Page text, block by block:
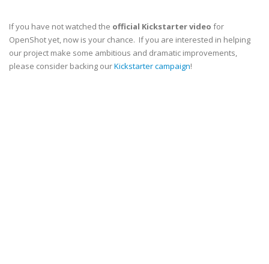
If you have not watched the official Kickstarter video for
OpenShot yet, now is your chance. If you are interested in helping
our project make some ambitious and dramatic improvements,
please consider backing ourKickstarter campaign!